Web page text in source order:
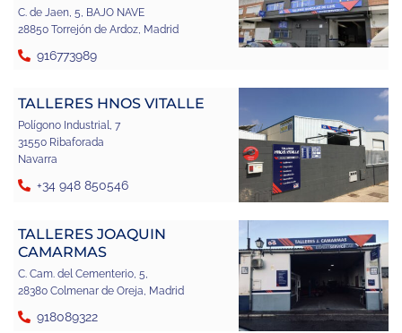
C. de Jaen, 5, BAJO NAVE
28850 Torrejón de Ardoz, Madrid
916773989
TALLERES HNOS VITALLE
Polígono Industrial, 7
31550 Ribaforada
Navarra
+34 948 850546
TALLERES JOAQUIN
CAMARMAS
C. Cam. del Cementerio, 5,
28380 Colmenar de Oreja, Madrid
918089322